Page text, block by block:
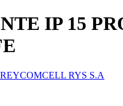
IP 15
RYS S.A